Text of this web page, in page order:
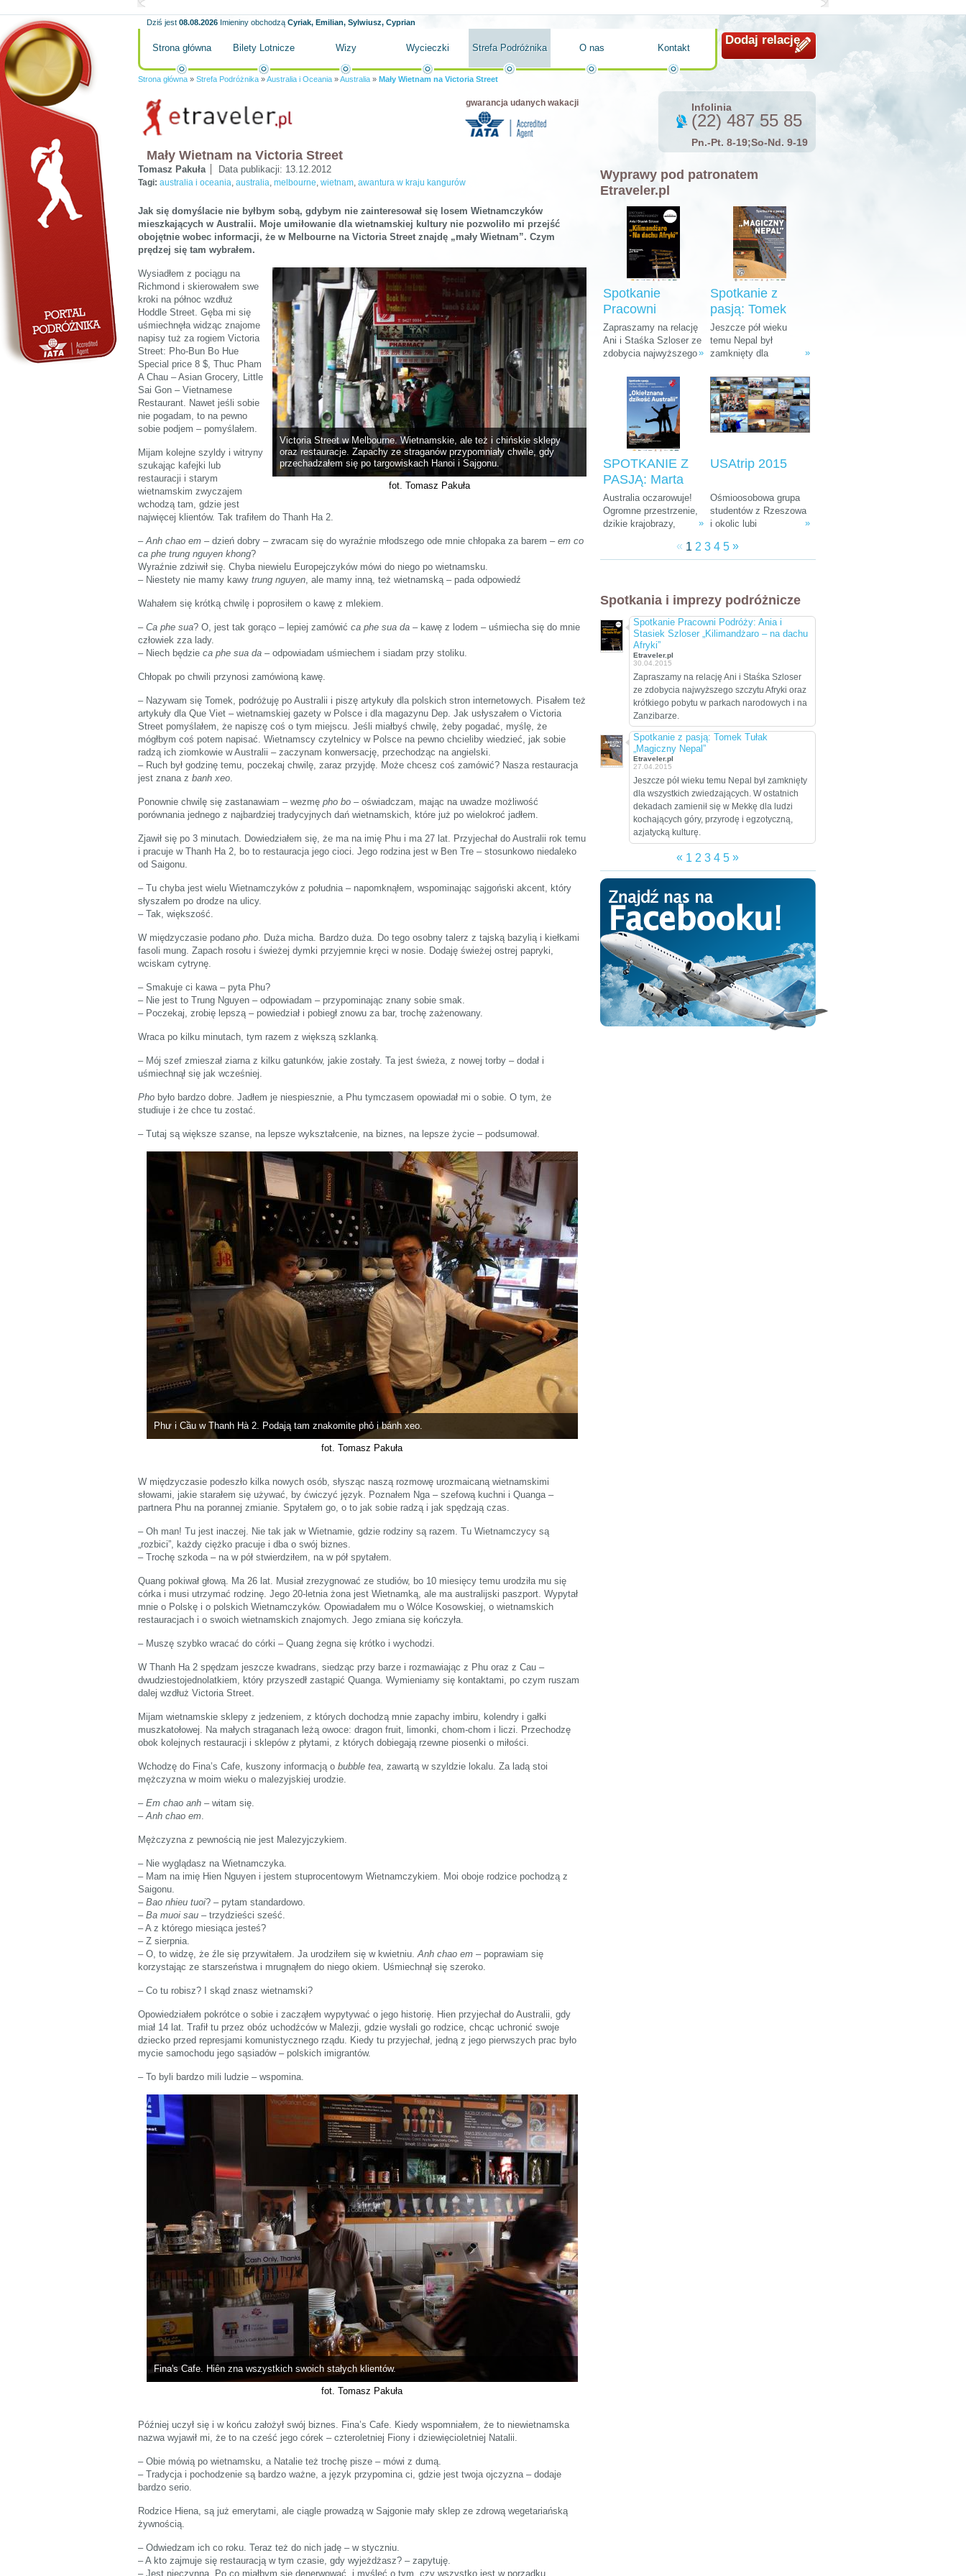
Dziś jest 08.08.2026 Imieniny obchodzą Cyriak, Emilian, Sylwiusz, Cyprian
Dodaj relację
Strona główna Bilety Lotnicze Wizy Wycieczki Strefa Podróżnika O nas Kontakt
Strona główna » Strefa Podróżnika »Australia i Oceania »Australia » Mały Wietnam na Victoria Street
gwarancja udanych wakacji
Mały Wietnam na Victoria Street
Tomasz Pakuła Data publikacji: 13.12.2012
Tagi: australia i oceania, australia, melbourne, wietnam, awantura w kraju kangurów
Jak się domyślacie nie byłbym sobą, gdybym nie zainteresował się losem Wietnamczyków
mieszkających w Australii. Moje umiłowanie dla wietnamskiej kultury nie pozwoliło mi przejść
obojętnie wobec informacji, że w Melbourne na Victoria Street znajdę „mały Wietnam”. Czym
prędzej się tam wybrałem.
Victoria Street w Melbourne. Wietnamskie, ale też i chińskie sklepy
oraz restauracje. Zapachy ze straganów przypomniały chwile, gdy
przechadzałem się po targowiskach Hanoi i Sajgonu.
fot. Tomasz Pakuła
Wysiadłem z pociągu na
Richmond i skierowałem swe
kroki na północ wzdłuż
Hoddle Street. Gęba mi się
uśmiechnęła widząc znajome
napisy tuż za rogiem Victoria
Street: Pho-Bun Bo Hue
Special price 8 $, Thuc Pham
A Chau – Asian Grocery, Little
Sai Gon – Vietnamese
Restaurant. Nawet jeśli sobie
nie pogadam, to na pewno
sobie podjem – pomyślałem.
Mijam kolejne szyldy i witryny
szukając kafejki lub
restauracji i starym
wietnamskim zwyczajem
wchodzą tam, gdzie jest
najwięcej klientów. Tak trafiłem do Thanh Ha 2.
– Anh chao em – dzień dobry – zwracam się do wyraźnie młodszego ode mnie chłopaka za barem – em co
ca phe trung nguyen khong?
Wyraźnie zdziwił się. Chyba niewielu Europejczyków mówi do niego po wietnamsku.
– Niestety nie mamy kawy trung nguyen , ale mamy inną, też wietnamską – pada odpowiedź
Wahałem się krótką chwilę i poprosiłem o kawę z mlekiem.
– Ca phe sua? O, jest tak gorąco – lepiej zamówić ca phe sua da – kawę z lodem – uśmiecha się do mnie
człowiek zza lady.
– Niech będzie ca phe sua da – odpowiadam uśmiechem i siadam przy stoliku.
Chłopak po chwili przynosi zamówioną kawę.
– Nazywam się Tomek, podróżuję po Australii i piszę artykuły dla polskich stron internetowych. Pisałem też
artykuły dla Que Viet – wietnamskiej gazety w Polsce i dla magazynu Dep. Jak usłyszałem o Victoria
Street pomyślałem, że napiszę coś o tym miejscu. Jeśli miałbyś chwilę, żeby pogadać, myślę, że
mógłbym coś potem napisać. Wietnamscy czytelnicy w Polsce na pewno chcieliby wiedzieć, jak sobie
radzą ich ziomkowie w Australii – zaczynam konwersację, przechodząc na angielski.
– Ruch był godzinę temu, poczekaj chwilę, zaraz przyjdę. Może chcesz coś zamówić? Nasza restauracja
jest znana z banh xeo
Ponownie chwilę się zastanawiam – wezmę pho bo – oświadczam, mając na uwadze możliwość
porównania jednego z najbardziej tradycyjnych dań wietnamskich, które już po wielokroć jadłem.
Zjawił się po 3 minutach. Dowiedziałem się, że ma na imię Phu i ma 27 lat. Przyjechał do Australii rok temu
i pracuje w Thanh Ha 2, bo to restauracja jego cioci. Jego rodzina jest w Ben Tre – stosunkowo niedaleko
od Saigonu.
– Tu chyba jest wielu Wietnamczyków z południa – napomknąłem, wspominając sajgoński akcent, który
słyszałem po drodze na ulicy.
– Tak, większość.
W międzyczasie podano pho . Duża micha. Bardzo duża. Do tego osobny talerz z tajską bazylią i kiełkami
fasoli mung. Zapach rosołu i świeżej dymki przyjemnie kręci w nosie. Dodaję świeżej ostrej papryki,
wciskam cytrynę.
– Smakuje ci kawa – pyta Phu?
– Nie jest to Trung Nguyen – odpowiadam – przypominając znany sobie smak.
– Poczekaj, zrobię lepszą – powiedział i pobiegł znowu za bar, trochę zażenowany.
Wraca po kilku minutach, tym razem z większą szklanką.
– Mój szef zmieszał ziarna z kilku gatunków, jakie zostały. Ta jest świeża, z nowej torby – dodał i
uśmiechnął się jak wcześniej.
Pho było bardzo dobre. Jadłem je niespiesznie, a Phu tymczasem opowiadał mi o sobie. O tym, że
studiuje i że chce tu zostać.
– Tutaj są większe szanse, na lepsze wykształcenie, na biznes, na lepsze życie – podsumował.
Phư i Cầu w Thanh Hà 2. Podają tam znakomite phỏ i bánh xeo.
fot. Tomasz Pakuła
W międzyczasie podeszło kilka nowych osób, słysząc naszą rozmowę urozmaicaną wietnamskimi
słowami, jakie starałem się używać, by ćwiczyć język. Poznałem Nga – szefową kuchni i Quanga –
partnera Phu na porannej zmianie. Spytałem go, o to jak sobie radzą i jak spędzają czas.
– Oh man! Tu jest inaczej. Nie tak jak w Wietnamie, gdzie rodziny są razem. Tu Wietnamczycy są
„rozbici”, każdy ciężko pracuje i dba o swój biznes.
– Trochę szkoda – na w pół stwierdziłem, na w pół spytałem.
Quang pokiwał głową. Ma 26 lat. Musiał zrezygnować ze studiów, bo 10 miesięcy temu urodziła mu się
córka i musi utrzymać rodzinę. Jego 20-letnia żona jest Wietnamką, ale ma australijski paszport. Wypytał
mnie o Polskę i o polskich Wietnamczyków. Opowiadałem mu o Wólce Kosowskiej, o wietnamskich
restauracjach i o swoich wietnamskich znajomych. Jego zmiana się kończyła.
– Muszę szybko wracać do córki – Quang żegna się krótko i wychodzi.
W Thanh Ha 2 spędzam jeszcze kwadrans, siedząc przy barze i rozmawiając z Phu oraz z Cau –
dwudziestojednolatkiem, który przyszedł zastąpić Quanga. Wymieniamy się kontaktami, po czym ruszam
dalej wzdłuż Victoria Street.
Mijam wietnamskie sklepy z jedzeniem, z których dochodzą mnie zapachy imbiru, kolendry i gałki
muszkatołowej. Na małych straganach leżą owoce: dragon fruit, limonki, chom-chom i liczi. Przechodzę
obok kolejnych restauracji i sklepów z płytami, z których dobiegają rzewne piosenki o miłości.
Wchodzę do Fina’s Cafe, kuszony informacją o bubble tea , zawartą w szyldzie lokalu. Za ladą stoi
mężczyzna w moim wieku o malezyjskiej urodzie.
– Em chao anh – witam się.
– Anh chao em
Mężczyzna z pewnością nie jest Malezyjczykiem.
– Nie wyglądasz na Wietnamczyka.
– Mam na imię Hien Nguyen i jestem stuprocentowym Wietnamczykiem. Moi oboje rodzice pochodzą z
Saigonu.
– Bao nhieu tuoi? – pytam standardowo.
– Ba muoi sau – trzydzieści sześć.
– A z którego miesiąca jesteś?
– Z sierpnia.
– O, to widzę, że źle się przywitałem. Ja urodziłem się w kwietniu. Anh chao em – poprawiam się
korzystając ze starszeństwa i mrugnąłem do niego okiem. Uśmiechnął się szeroko.
– Co tu robisz? I skąd znasz wietnamski?
Opowiedziałem pokrótce o sobie i zacząłem wypytywać o jego historię. Hien przyjechał do Australii, gdy
miał 14 lat. Trafił tu przez obóz uchodźców w Malezji, gdzie wysłali go rodzice, chcąc uchronić swoje
dziecko przed represjami komunistycznego rządu. Kiedy tu przyjechał, jedną z jego pierwszych prac było
mycie samochodu jego sąsiadów – polskich imigrantów.
– To byli bardzo mili ludzie – wspomina.
Fina's Cafe. Hiên zna wszystkich swoich stałych klientów.
fot. Tomasz Pakuła
Później uczył się i w końcu założył swój biznes. Fina’s Cafe. Kiedy wspomniałem, że to niewietnamska
nazwa wyjawił mi, że to na cześć jego córek – czteroletniej Fiony i dziewięcioletniej Natalii.
– Obie mówią po wietnamsku, a Natalie też trochę pisze – mówi z dumą.
– Tradycja i pochodzenie są bardzo ważne, a język przypomina ci, gdzie jest twoja ojczyzna – dodaje
bardzo serio.
Rodzice Hiena, są już emerytami, ale ciągle prowadzą w Sajgonie mały sklep ze zdrową wegetariańską
żywnością.
– Odwiedzam ich co roku. Teraz też do nich jadę – w styczniu.
– A kto zajmuje się restauracją w tym czasie, gdy wyjeżdżasz? – zapytuję.
– Jest nieczynna. Po co miałbym się denerwować, i myśleć o tym, czy wszystko jest w porządku.
Infolinia
(22) 487 55 85
Pn.-Pt. 8-19;So-Nd. 9-19
Wyprawy pod patronatem
Etraveler.pl
Spotkanie
Pracowni
Podróży: Ania i
Stasiek Szloser
„Kilimandżaro –
Zapraszamy na relację
Ani i Staśka Szloser ze
zdobycia najwyższego
krótkiego pobytu w
parkach narodowych i
na Zanzibarze.
»
Spotkanie z
pasją: Tomek
Tułak „Magiczny
Nepal”
Jeszcze pół wieku
temu Nepal był
zamknięty dla
zwiedzających. W
ostatnich dekadach
zamienił się w Mekkę
dla ludzi kochających
góry, przyrodę i
kulturę.
»
SPOTKANIE Z
PASJĄ: Marta
Cwalina-
Śliwińska i
Łukasz Śliwiński
dzikość Australii"
Australia oczarowuje!
Ogromne przestrzenie,
dzikie krajobrazy,
które można spotkać
tylko tam, ciekawa
wyluzowani ludzie na
świecie.
»
USAtrip 2015
Ośmioosobowa grupa
studentów z Rzeszowa
i okolic lubi
równa się móc. Wierni
tej idei co roku
r. Na koncie mają już
cztery wyprawy, a teraz
przygotowują się do
następnej. Tym razem
zamierzają przejechać
wzdłuż i wszerz w
trakcie dwumiesięcznej
»
« 1 2 3 4 5 »
Spotkania i imprezy podróżnicze
Spotkanie Pracowni Podróży: Ania i
Stasiek Szloser „Kilimandżaro – na dachu
Afryki”
Etraveler.pl
30.04.2015
Zapraszamy na relację Ani i Staśka Szloser
ze zdobycia najwyższego szczytu Afryki oraz
krótkiego pobytu w parkach narodowych i na
Zanzibarze.
Spotkanie z pasją: Tomek Tułak
„Magiczny Nepal”
Etraveler.pl
27.04.2015
Jeszcze pół wieku temu Nepal był zamknięty
dla wszystkich zwiedzających. W ostatnich
dekadach zamienił się w Mekkę dla ludzi
kochających góry, przyrodę i egzotyczną,
azjatycką kulturę.
« 1 2 3 4 5 »